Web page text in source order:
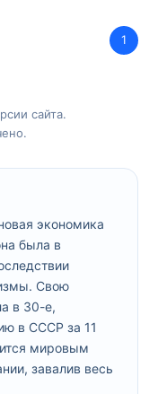
1
сайта.
экономика
была в
Свою
в 30-е,
в СССР за 11
мировым
завалив весь